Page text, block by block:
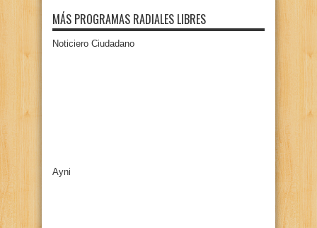
MÁS PROGRAMAS RADIALES LIBRES
Noticiero Ciudadano
Ayni